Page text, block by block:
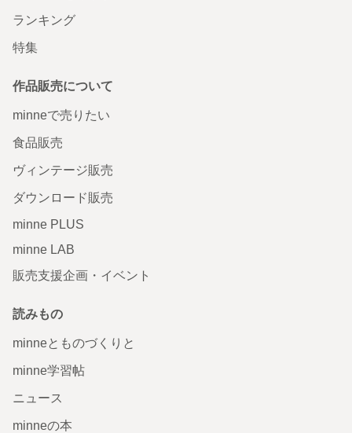
ランキング
特集
作品販売について
minneで売りたい
食品販売
ヴィンテージ販売
ダウンロード販売
minne PLUS
minne LAB
販売支援企画・イベント
読みもの
minneとものづくりと
minne学習帖
ニュース
minneの本